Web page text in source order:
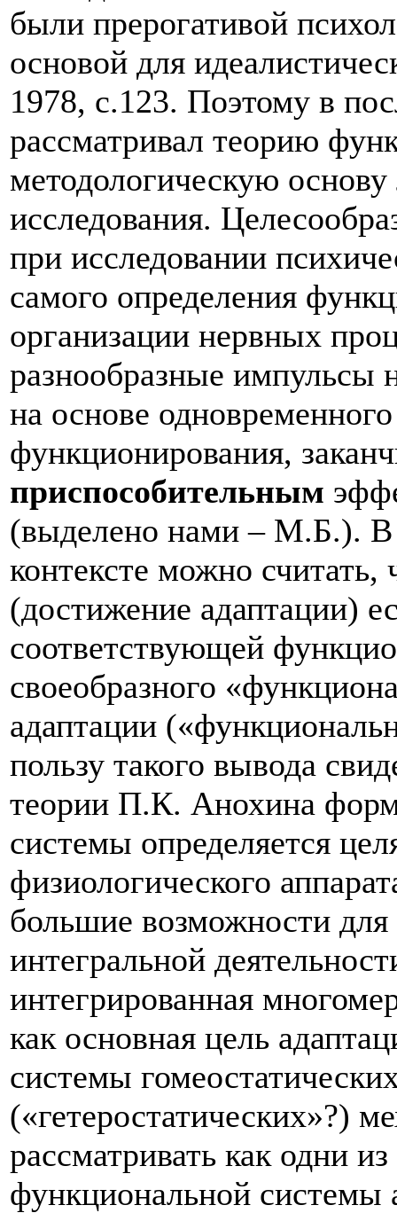
были прерогативой
основой для
1978, с.123. Поэтому в
рассматривал теорию
методологическую
исследования.
при исследовании
самого определения
организации нервных
разнообразные импульсы
на основе
функционирования,
приспособительным
(выделено нами – М.Б.). В
контексте можно считать,
(достижение адаптации)
соответствующей
своеобразного
адаптации
пользу такого вывода
теории П.К. Анохина
системы определяется
физиологического
большие возможности для
интегральной
интегрированная
как основная цель
системы
(«гетеростатических»?)
рассматривать как одни
функциональной системы